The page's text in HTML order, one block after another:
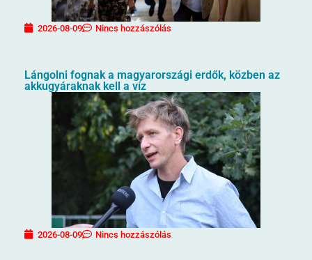
2026-08-09 Nincs hozzászólás
Lángolni fognak a magyarországi erdők, közben az
akkugyáraknak kell a víz
2026-08-09 Nincs hozzászólás